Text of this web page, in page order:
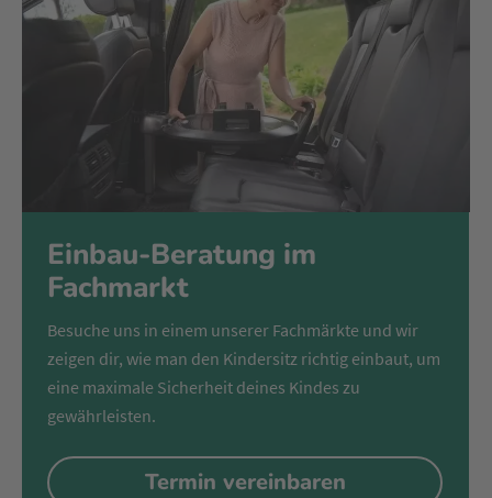
Einbau-Beratung im
Fachmarkt
Besuche uns in einem unserer Fachmärkte und wir
zeigen dir, wie man den Kindersitz richtig einbaut, um
eine maximale Sicherheit deines Kindes zu
gewährleisten.
Termin vereinbaren